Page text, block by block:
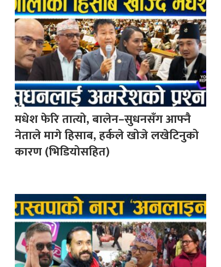
मधेश फेरि तात्यो, बालेन–सुधनसँग आफ्नै
नेताले मागे हिसाब, हर्कले खोजे लखेटिनुको
कारण (भिडियोसहित)